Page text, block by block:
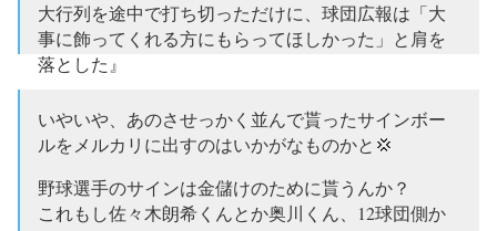
大行列を途中で打ち切っただけに、球団広報は「大
事に飾ってくれる方にもらってほしかった」と肩を
落とした』
https://t.co/ROKGBc72lD
— 千葉ロッテマリーンズ広告機構(非公認)
(@marineskoukoku)
2020年1月11日
いやいや、あのさせっかく並んで貰ったサインボー
ルをメルカリに出すのはいかがなものかと💢
野球選手のサインは金儲けのために貰うんか？
これもし佐々木朗希くんとか奥川くん、12球団側か